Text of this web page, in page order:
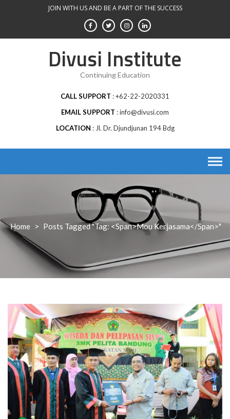
JOIN WITH US AND BE A PART OF THE SUCCESS
Divusi Institute
Continuing Education
CALL SUPPORT
+62-22-2020331
EMAIL SUPPORT
info@divusi.com
LOCATION
Jl. Dr. Djundjunan 194 Bdg
Home > Posts Tagged "Tag: <span>mou Kerjasama</span>"